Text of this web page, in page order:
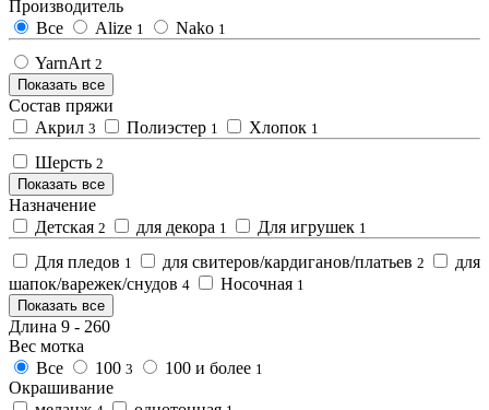
Производитель
Все
Alize 1 Nako 1
YarnArt 2
Показать все
Состав пряжи
Акрил 3 Полиэстер 1 Хлопок 1
Шерсть 2
Показать все
Назначение
Детская 2 для декора 1 Для игрушек 1
Для пледов 1 для свитеров/кардиганов/платьев 2
для
шапок/варежек/снудов 4 Носочная 1
Показать все
Длина 9 - 260
Вес мотка
Все
100 3 100 и более 1
Окрашивание